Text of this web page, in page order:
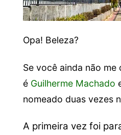
Opa! Beleza?
Se você ainda não me
é Guilherme Machado
nomeado duas vezes
A primeira vez foi